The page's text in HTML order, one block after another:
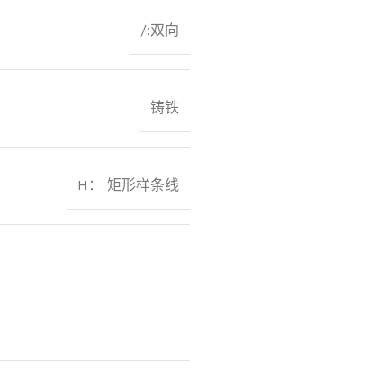
/:双向
铸铁
H： 矩形样条线